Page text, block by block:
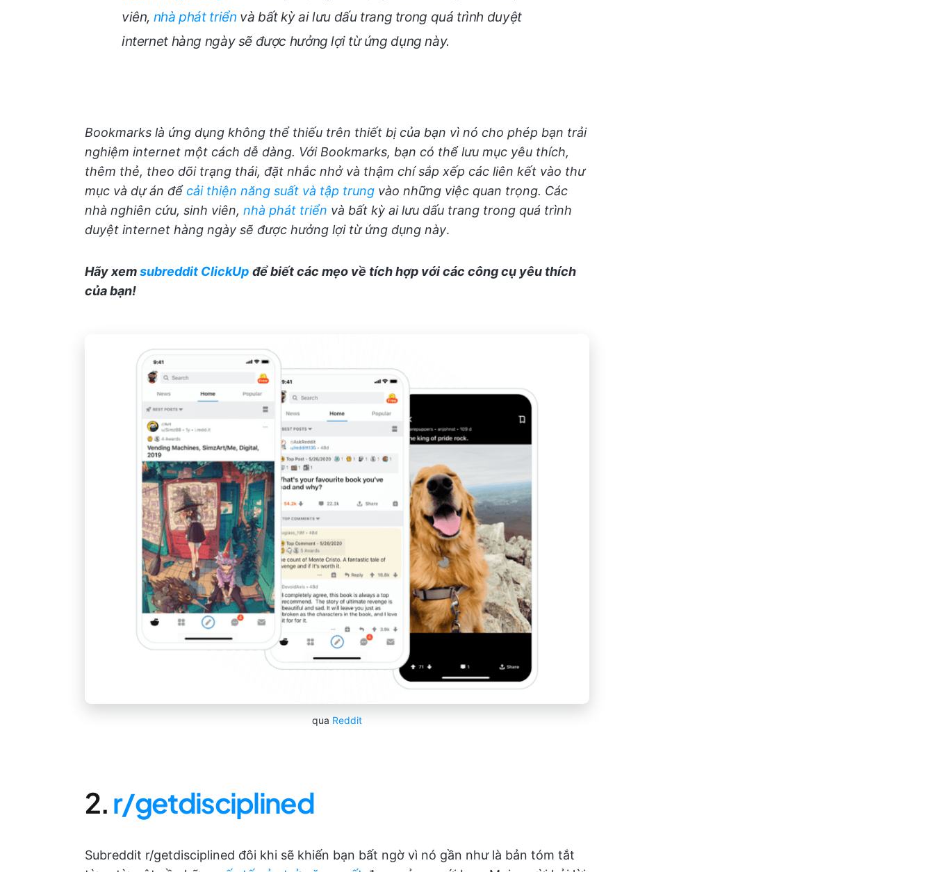
viên, nhà phát triển và bất kỳ ai lưu dấu trang trong quá trình duyệt
internet hàng ngày sẽ được hưởng lợi từ ứng dụng này.
Bookmarks là ứng dụng không thể thiếu trên thiết bị của bạn vì nó cho phép bạn trải
nghiệm internet một cách dễ dàng. Với Bookmarks, bạn có thể lưu mục yêu thích,
thêm thẻ, theo dõi trạng thái, đặt nhắc nhở và thậm chí sắp xếp các liên kết vào thư
mục và dự án đểcải thiện năng suất và tập trung vào những việc quan trọng. Các
nhà nghiên cứu, sinh viên, nhà phát triển và bất kỳ ai lưu dấu trang trong quá trình
duyệt internet hàng ngày sẽ được hưởng lợi từ ứng dụng này.
Hãy xemsubreddit ClickUp để biết các mẹo về tích hợp với các công cụ yêu thích
của bạn!
qua Reddit
2.r/getdisciplined
Subreddit r/getdisciplined đôi khi sẽ khiến bạn bất ngờ vì nó gần như là bản tóm tắt